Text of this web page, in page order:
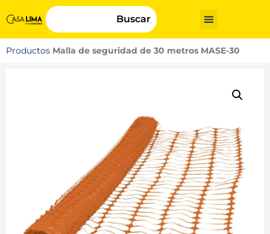
Buscar
Productos Malla de seguridad de 30 metros MASE-30